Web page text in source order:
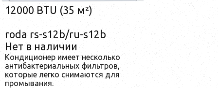
12000 BTU (35 м²)
roda rs-s12b/ru-s12b
Нет в наличии
Кондиционер имеет несколько
антибактериальных фильтров,
которые легко снимаются для
промывания.